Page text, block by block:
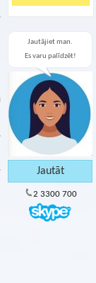
Jautājiet man.
Es varu palīdzēt!
2 3300 700